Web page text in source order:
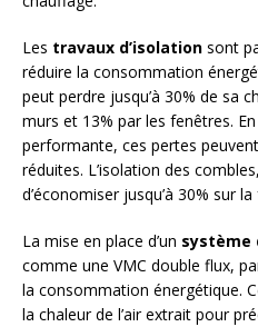
Les travaux d’isolation sont
réduire la consommation
peut perdre jusqu’à 30% de sa
murs et 13% par les fenêtres.
performante, ces pertes
réduites. L’isolation des
d’économiser jusqu’à 30% sur
La mise en place d’un système
comme une VMC double flux,
la consommation énergétique.
la chaleur de l’air extrait pour